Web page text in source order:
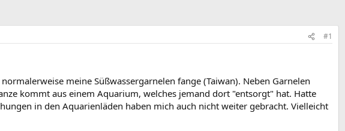
#1
meine Süßwassergarnelen fange (Taiwan). Neben Garnelen
kommt aus einem Aquarium, welches jemand dort "entsorgt" hat. Hatte
in den Aquarienläden haben mich auch nicht weiter gebracht. Vielleicht